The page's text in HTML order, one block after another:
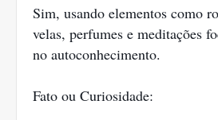
Sim, usando elementos como
velas, perfumes e meditações
no autoconhecimento.
Fato ou Curiosidade: